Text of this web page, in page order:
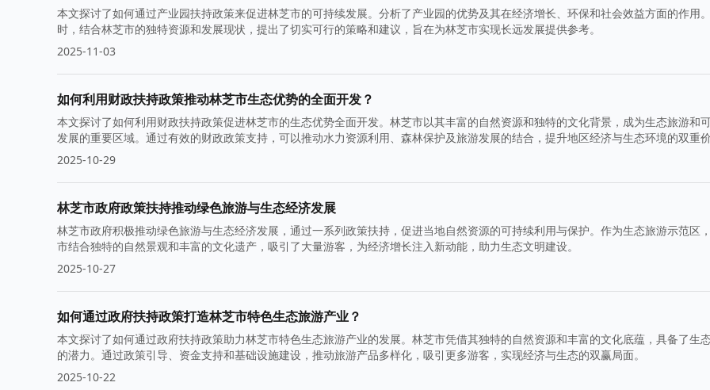
本文探讨了如何通过产业园扶持政策来促进林芝市的可持续发展。分析了产业园的优势及其在经济增长、环保和社会效益方面的作用
时，结合林芝市的独特资源和发展现状，提出了切实可行的策略和建议，旨在为林芝市实现长远发展提供参考。
2025-11-03
如何利用财政扶持政策推动林芝市生态优势的全面开发？
本文探讨了如何利用财政扶持政策促进林芝市的生态优势全面开发。林芝市以其丰富的自然资源和独特的文化背景，成为生态旅游和
发展的重要区域。通过有效的财政政策支持，可以推动水力资源利用、森林保护及旅游发展的结合，提升地区经济与生态环境的双重价
2025-10-29
林芝市政府政策扶持推动绿色旅游与生态经济发展
林芝市政府积极推动绿色旅游与生态经济发展，通过一系列政策扶持，促进当地自然资源的可持续利用与保护。作为生态旅游示范区
市结合独特的自然景观和丰富的文化遗产，吸引了大量游客，为经济增长注入新动能，助力生态文明建设。
2025-10-27
如何通过政府扶持政策打造林芝市特色生态旅游产业？
本文探讨了如何通过政府扶持政策助力林芝市特色生态旅游产业的发展。林芝市凭借其独特的自然资源和丰富的文化底蕴，具备了生
的潜力。通过政策引导、资金支持和基础设施建设，推动旅游产品多样化，吸引更多游客，实现经济与生态的双赢局面。
2025-10-22